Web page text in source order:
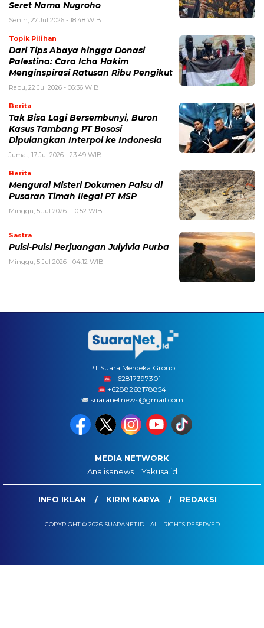
Seret Nama Nugroho
Senin, 27 Jul 2026 - 18:48 WIB
Topik Pilihan
Dari Tips Abaya hingga Donasi
Palestina: Cara Icha Hakim
Menginspirasi Ratusan Ribu Pengikut
Rabu, 22 Jul 2026 - 06:36 WIB
Berita
Tak Bisa Lagi Bersembunyi, Buron
Kasus Tambang PT Bososi
Dipulangkan Interpol ke Indonesia
Jumat, 17 Jul 2026 - 23:49 WIB
Berita
Mengurai Misteri Dokumen Palsu di
Pusaran Timah Ilegal PT MSP
Minggu, 5 Jul 2026 - 10:52 WIB
Sastra
Puisi-Puisi Perjuangan Julyivia Purba
Minggu, 5 Jul 2026 - 04:12 WIB
PT Suara Merdeka Group
‪+62817397301
+6288268178854
suaranetnews@gmail.com
MEDIA NETWORK
Analisanews
Yakusa.id
INFO IKLAN KIRIM KARYA REDAKSI
COPYRIGHT © 2026 SUARANET.ID - ALL RIGHTS RESERVED